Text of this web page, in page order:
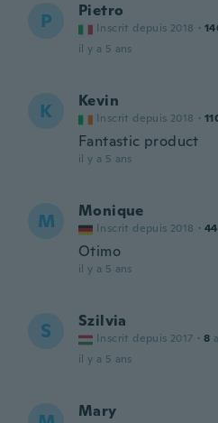
P Pietro
Inscrit depuis 2018 ·
il y a 5 ans
K Kevin
Inscrit depuis 2018 ·
Fantastic product
il y a 5 ans
M Monique
Inscrit depuis 2018 · 44
Otimo
il y a 5 ans
S Szilvia
Inscrit depuis 2017 · 8
il y a 5 ans
Mary